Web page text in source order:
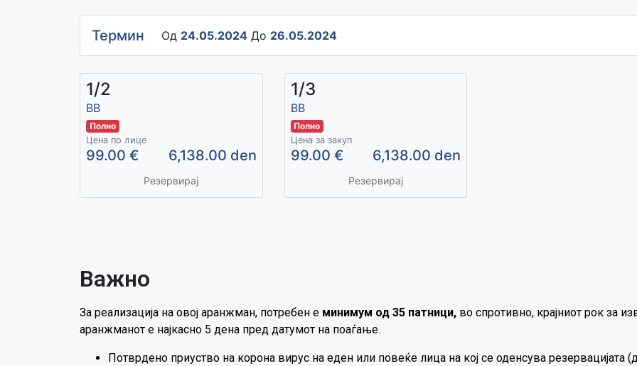
Термин Од 24.05.2024 До 26.05.2024
1/2
ВВ
Полно
Цена по лице
99.00 € 6,138.00 den
Резервирај
1/3
BB
Полно
Цена за закуп
99.00 € 6,138.00 den
Резервирај
Важно
За реализација на овој аранжман, потребен е минимум од 35 патници, во спротивно, крајниот рок за
аранжманот е најкасно 5 дена пред датумот на поаѓање.
Потврдено приуство на корона вирус на еден или повеќе лица на кој се оденсува резервацијата